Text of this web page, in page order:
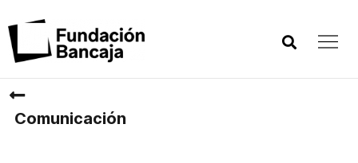
Comunicación